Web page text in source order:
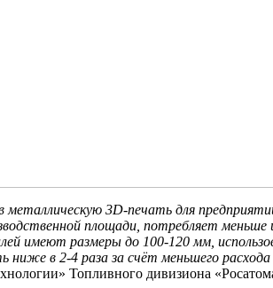
3D-печать для
площади, потребляет меньше
имеют размеры до 100-120 мм,
в 2-4 раза за счёт меньшего
Топливного дивизиона